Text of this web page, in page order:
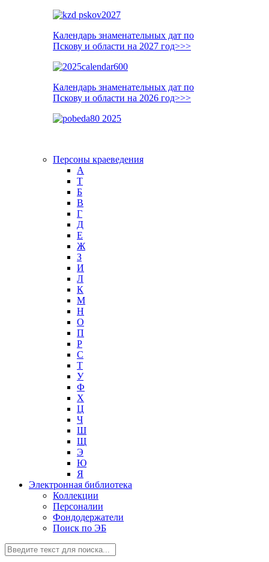
Календарь знаменательных дат по
Пскову и области на 2027 год>>>
Календарь знаменательных дат по
Пскову и области на 2026 год>>>
Персоны краеведения
А
T
Б
В
Г
Д
Е
Ж
З
И
Л
К
М
Н
О
П
Р
С
Т
У
Ф
Х
Ц
Ч
Ш
Щ
Э
Ю
Я
Электронная библиотека
Коллекции
Персоналии
Фондодержатели
Поиск по ЭБ